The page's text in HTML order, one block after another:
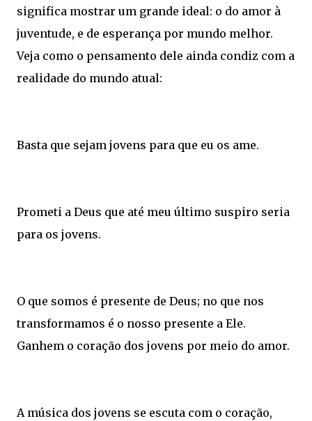
significa mostrar um grande ideal: o do amor à
juventude, e de esperança por mundo melhor.
Veja como o pensamento dele ainda condiz com a
realidade do mundo atual:
Basta que sejam jovens para que eu os ame.
Prometi a Deus que até meu último suspiro seria
para os jovens.
O que somos é presente de Deus; no que nos
transformamos é o nosso presente a Ele.
Ganhem o coração dos jovens por meio do amor.
A música dos jovens se escuta com o coração,